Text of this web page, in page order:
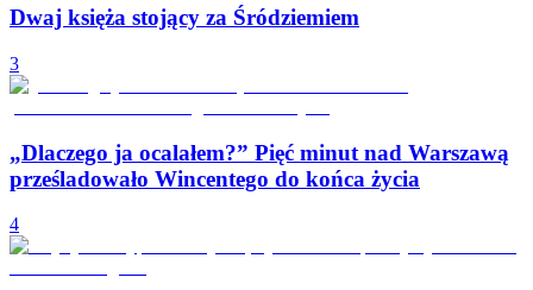
Dwaj księża stojący za Śródziemiem
3
„Dlaczego ja ocalałem?” Pięć minut nad Warszawą
prześladowało Wincentego do końca życia
4